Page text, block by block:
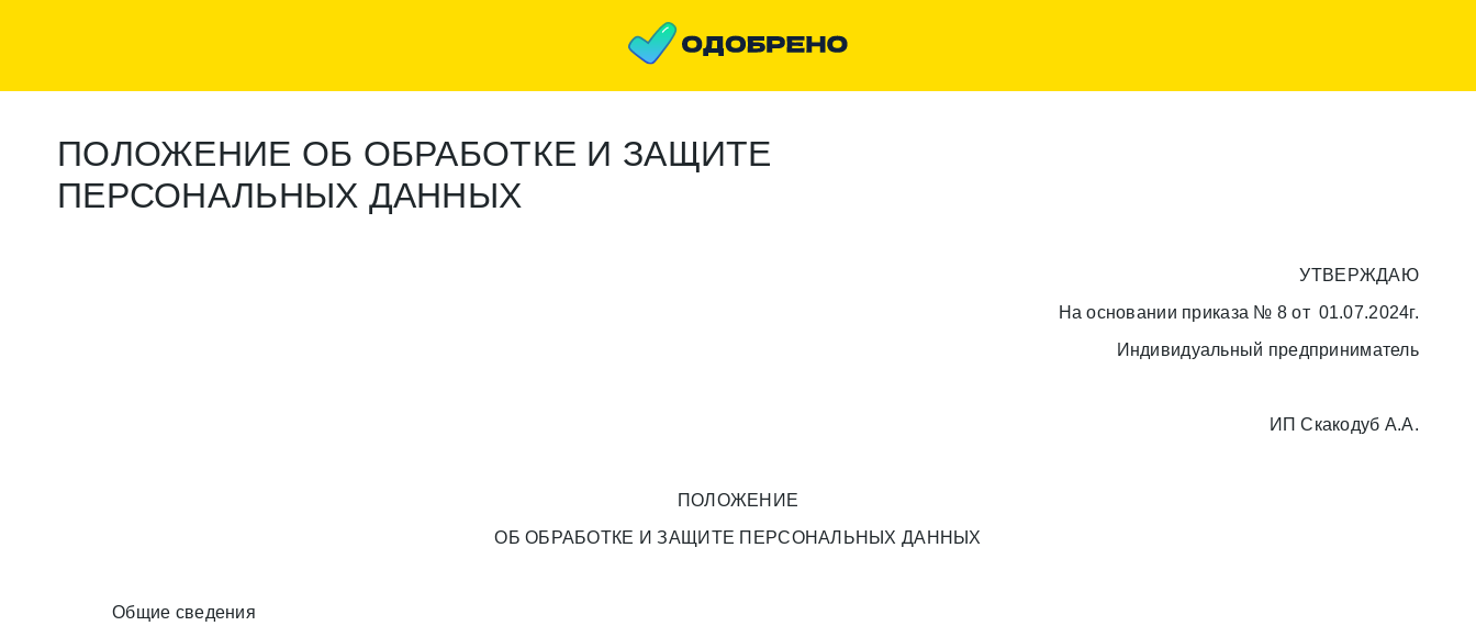
ПОЛОЖЕНИЕ ОБ ОБРАБОТКЕ И ЗАЩИТЕ
ПЕРСОНАЛЬНЫХ ДАННЫХ
УТВЕРЖДАЮ
На основании приказа № 8 от 01.07.2024г.
Индивидуальный предприниматель
ИП Скакодуб А.А.
ПОЛОЖЕНИЕ
ОБ ОБРАБОТКЕ И ЗАЩИТЕ ПЕРСОНАЛЬНЫХ ДАННЫХ
Общие сведения